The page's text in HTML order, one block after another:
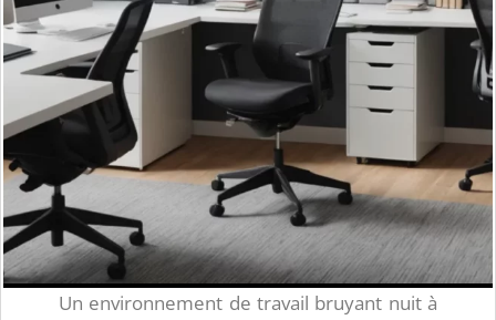
Un environnement de travail bruyant nuit à